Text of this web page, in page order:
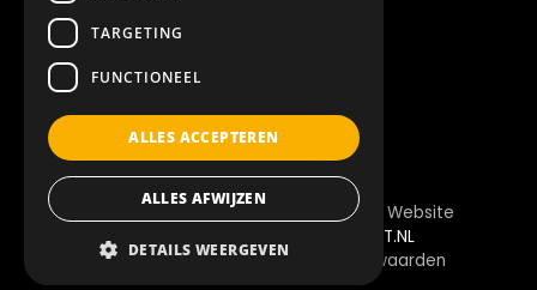
Van der Lei Showproducties
| Website
WEBSITEBEREIKT.NL
PRIVACYVERKLARING
Privacyverklaring| Algemene voorwaarden
TARGETING
FUNCTIONEEL
ALLES ACCEPTEREN
ALLES AFWIJZEN
DETAILS WEERGEVEN